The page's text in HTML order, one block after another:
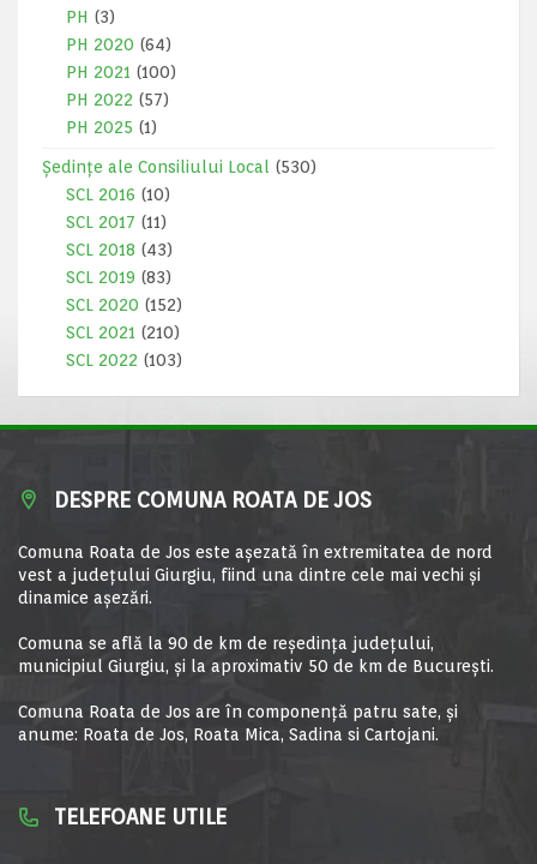
PH (3)
PH 2020 (64)
PH 2021 (100)
PH 2022 (57)
PH 2025 (1)
Ședințe ale Consiliului Local
(530)
SCL 2016 (10)
SCL 2017 (11)
SCL 2018 (43)
SCL 2019 (83)
SCL 2020 (152)
SCL 2021 (210)
SCL 2022 (103)
DESPRE COMUNA ROATA DE JOS
Comuna Roata de Jos este aşezată în extremitatea de nord
vest a judeţului Giurgiu, fiind una dintre cele mai vechi şi
dinamice aşezări.
Comuna se află la 90 de km de reşedinţa judeţului,
municipiul Giurgiu, şi la aproximativ 50 de km de Bucureşti.
Comuna Roata de Jos are în componență patru sate, și
anume: Roata de Jos, Roata Mica, Sadina si Cartojani.
TELEFOANE UTILE